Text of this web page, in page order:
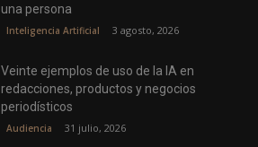
una persona
Inteligencia Artificial 3 agosto, 2026
Veinte ejemplos de uso de la IA en
redacciones, productos y negocios
periodísticos
Audiencia 31 julio, 2026